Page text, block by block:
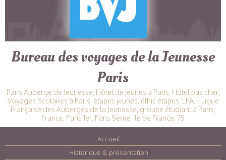
Bureau des voyages de la Jeunesse
Paris
Paris Auberge de Jeunesse, Hôtel de jeunes à Paris, Hôtel pas cher,
Voyages Scolaires à Paris, étapes jeunes, éthic étapes, LFAJ - Ligue
Française des Auberges de la Jeunesse, groupe étudiant à Paris,
France, Paris 1er, Paris 5ème, Ile de France, 75
Accueil
Historique & présentation